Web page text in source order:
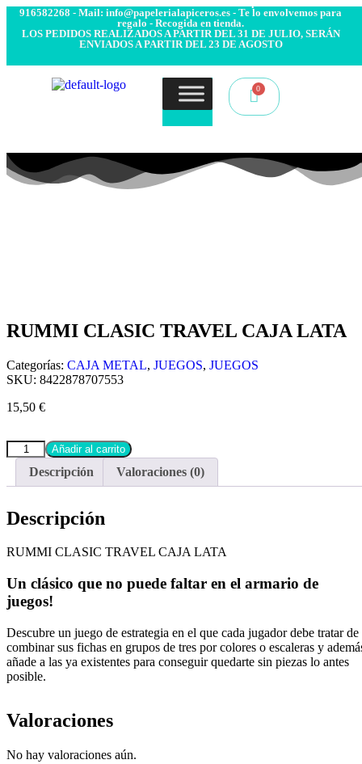
916582268 - Mail: info@papelerialapiceros.es - Te lo envolvemos para
regalo - Recogida en tienda.
LOS PEDIDOS REALIZADOS A PARTIR DEL 31 DE JULIO, SERÁN
ENVIADOS A PARTIR DEL 23 DE AGOSTO
RUMMI CLASIC TRAVEL CAJA LATA
Categorías: CAJA METAL, JUEGOS, JUEGOS
SKU: 8422878707553
15,50 €
Añadir al carrito
Descripción Valoraciones (0)
Descripción
RUMMI CLASIC TRAVEL CAJA LATA
Un clásico que no puede faltar en el armario de
juegos!
Descubre un juego de estrategia en el que cada jugador debe tratar de
combinar sus fichas en grupos de tres por colores o escaleras y
añade a las ya existentes para conseguir quedarte sin piezas lo antes
posible.
Valoraciones
No hay valoraciones aún.